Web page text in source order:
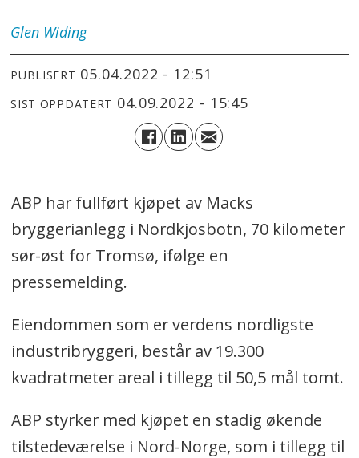
Glen Widing
PUBLISERT 05.04.2022 - 12:51
SIST OPPDATERT 04.09.2022 - 15:45
ABP har fullført kjøpet av Macks
bryggerianlegg i Nordkjosbotn, 70 kilometer
sør-øst for Tromsø, ifølge en
pressemelding.
Eiendommen som er verdens nordligste
industribryggeri, består av 19.300
kvadratmeter areal i tillegg til 50,5 mål tomt.
ABP styrker med kjøpet en stadig økende
tilstedeværelse i Nord-Norge, som i tillegg til